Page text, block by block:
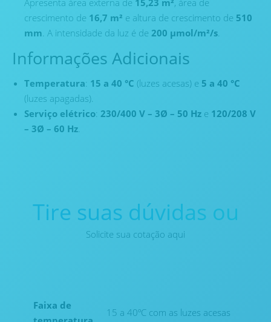
crescimento de 16,7 m² e altura de crescimento de 510
mm . A intensidade da luz é de 200 µmol/m²/s
Informações Adicionais
Temperatura: 15 a 40 °C (luzes acesas) e 5 a 40 °C
(luzes apagadas).
Serviço elétrico: 230/400 V – 3Ø – 50 Hz e 120/208 V
– 3Ø – 60 Hz
Tire suas dúvidas ou
Solicite sua cotação aqui
Faixa de
15 a 40ºC com as luzes acesas